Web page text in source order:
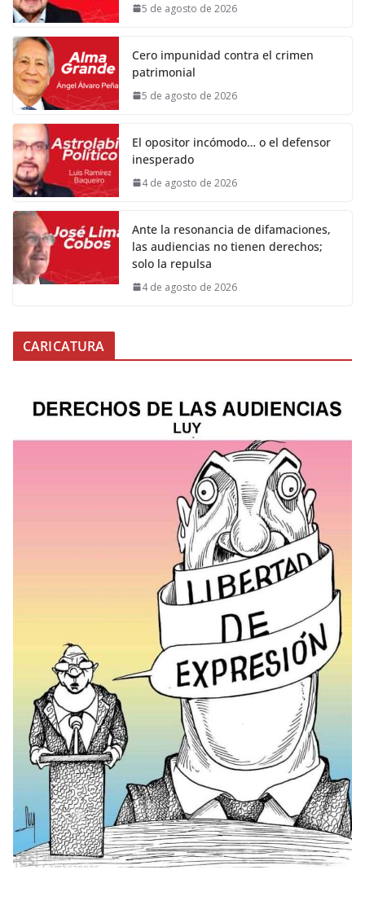
5 de agosto de 2026
Cero impunidad contra el crimen
patrimonial
5 de agosto de 2026
El opositor incómodo… o el defensor
inesperado
4 de agosto de 2026
Ante la resonancia de difamaciones,
las audiencias no tienen derechos;
solo la repulsa
4 de agosto de 2026
CARICATURA